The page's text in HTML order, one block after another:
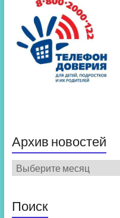
Архив новостей
Архив
новостей
Поиск